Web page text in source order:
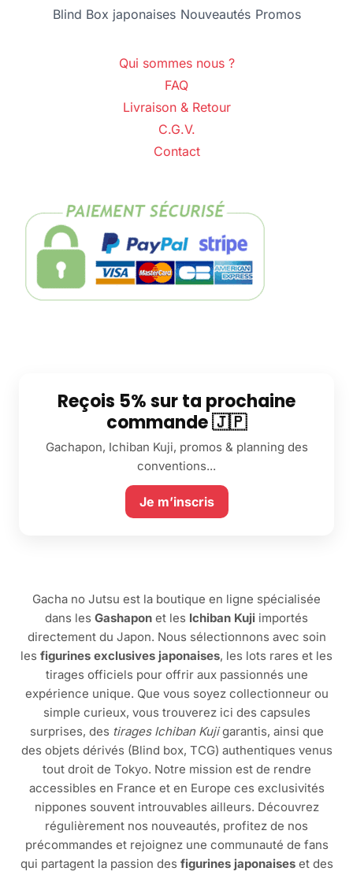
Blind Box japonaises Nouveautés Promos
Qui sommes nous ?
FAQ
Livraison & Retour
C.G.V.
Contact
Reçois 5% sur ta prochaine
commande 🇯🇵
Gachapon, Ichiban Kuji, promos & planning des
conventions...
Je m’inscris
Gacha no Jutsu est la boutique en ligne spécialisée
dans les Gashapon et les Ichiban Kuji importés
directement du Japon. Nous sélectionnons avec soin
les figurines exclusives japonaises, les lots rares et les
tirages officiels pour offrir aux passionnés une
expérience unique. Que vous soyez collectionneur ou
simple curieux, vous trouverez ici des capsules
surprises, des tirages Ichiban Kujigarantis, ainsi que
des objets dérivés (Blind box, TCG) authentiques venus
tout droit de Tokyo. Notre mission est de rendre
accessibles en France et en Europe ces exclusivités
nippones souvent introuvables ailleurs. Découvrez
régulièrement nos nouveautés, profitez de nos
précommandes et rejoignez une communauté de fans
qui partagent la passion des figurines japonaiseset des